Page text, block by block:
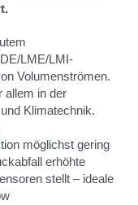
LME/LMI-
Volumenströmen.
allem in der
Klimatechnik.
möglichst gering
erhöhte
stellt – ideale